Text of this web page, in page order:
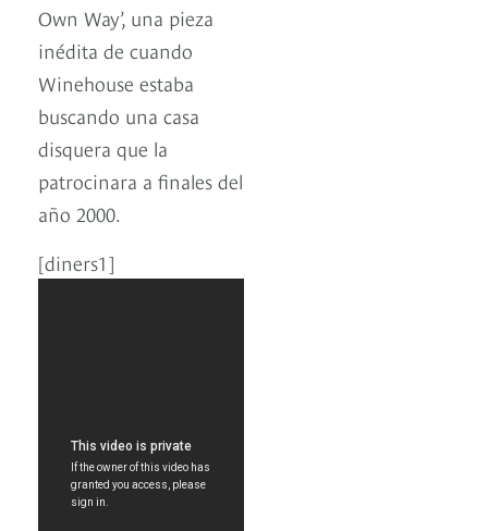
Own Way’, una pieza
inédita de cuando
Winehouse estaba
buscando una casa
disquera que la
patrocinara a finales del
año 2000.
[diners1]